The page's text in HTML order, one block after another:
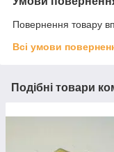
Повернення товару
Всі умови
Подібні товари